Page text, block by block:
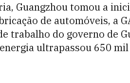
Guangzhou tomou a
de automóveis, a
trabalho do governo de
ultrapassou 650